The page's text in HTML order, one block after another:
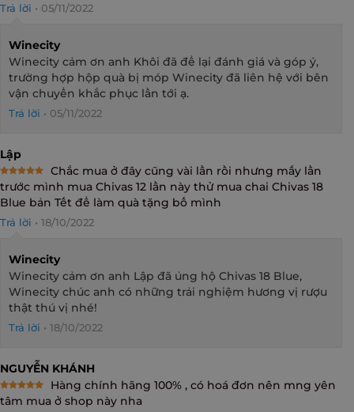
Trả lời • 05/11/2022
Winecity
Winecity cảm ơn anh Khôi đã để lại đánh giá và góp ý,
trường hợp hộp quà bị móp Winecity đã liên hệ với bên
vận chuyển khắc phục lần tới ạ.
Trả lời • 05/11/2022
Lập
Rated5
out of 5
Chắc mua ở đây cũng vài lần rồi nhưng mấy lần
trước mình mua Chivas 12 lần này thử mua chai Chivas 18
Blue bản Tết để làm quà tặng bố mình
Trả lời • 18/10/2022
Winecity
Winecity cảm ơn anh Lập đã ủng hộ Chivas 18 Blue,
Winecity chúc anh có những trải nghiệm hương vị rượu
thật thú vị nhé!
Trả lời • 18/10/2022
NGUYỄN KHÁNH
Rated
5
out of 5
Hàng chính hãng 100% , có hoá đơn nên mng yên
tâm mua ở shop này nha